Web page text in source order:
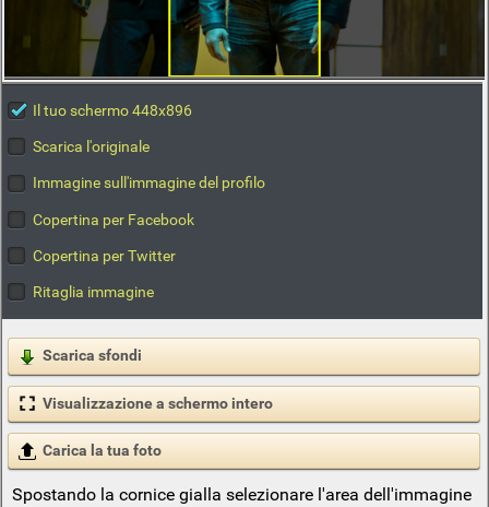
Il tuo schermo 448x896
Scarica l'originale
Immagine sull'immagine del profilo
Copertina per Facebook
Copertina per Twitter
Ritaglia immagine
Scarica sfondi
Visualizzazione a schermo intero
Carica la tua foto
Spostando la cornice gialla selezionare l'area dell'immagine